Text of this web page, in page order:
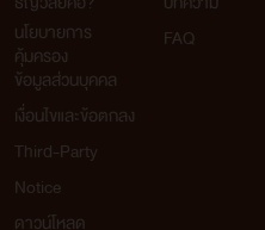
พระอนุชาอ๋องตู้ฉิน เจ้าวังหน้า
นโยบายการ
คุ้มครอง
ข้อมูลส่วนบุคคล
เงื่อนไขและข้อตกลง
Third-Party
Notice
ดาวน์โหลด
FAQ